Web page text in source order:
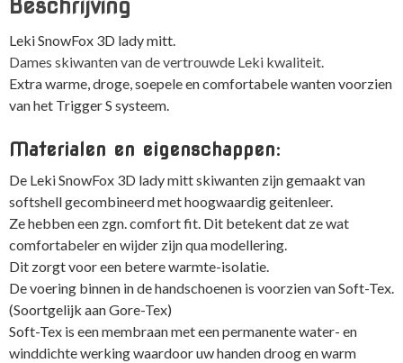
skiwanten
Beschrijving
Leki SnowFox 3D lady mitt.
Dames skiwanten van de vertrouwde Leki kwaliteit.
Extra warme, droge, soepele en comfortabele wanten voorzien
van het Trigger S systeem.
Materialen en eigenschappen:
De Leki SnowFox 3D lady mitt skiwanten zijn gemaakt van
softshell gecombineerd met hoogwaardig geitenleer.
Ze hebben een zgn. comfort fit. Dit betekent dat ze wat
comfortabeler en wijder zijn qua modellering.
Dit zorgt voor een betere warmte-isolatie.
De voering binnen in de handschoenen is voorzien van Soft-Tex.
(Soortgelijk aan Gore-Tex)
Soft-Tex is een membraan met een permanente water- en
winddichte werking waardoor uw handen droog en warm